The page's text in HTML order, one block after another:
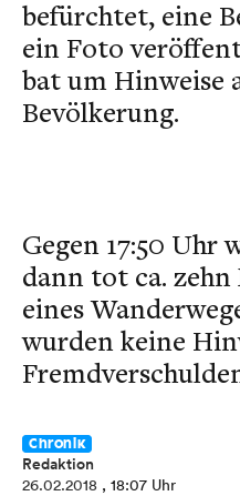
befürchtet, eine
ein Foto
bat um Hinweise
Bevölkerung.
Gegen 17:50 Uhr
dann tot ca.
eines
wurden keine
Chronik
Redaktion
26.02.2018 , 18:07 Uhr